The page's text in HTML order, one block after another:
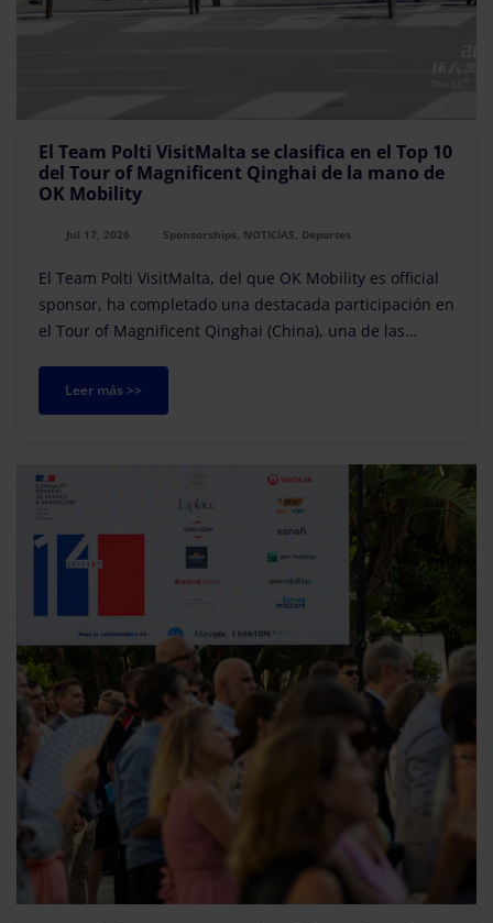
El Team Polti VisitMalta se clasifica en el Top 10
del Tour of Magnificent Qinghai de la mano de
OK Mobility
Jul 17, 2026 Sponsorships, NOTICIAS, Deportes
El Team Polti VisitMalta, del que OK Mobility es official
sponsor, ha completado una destacada participación en
el Tour of Magnificent Qinghai (China), una de las
ProSeries, cerrando la competición con u
Leer más >>